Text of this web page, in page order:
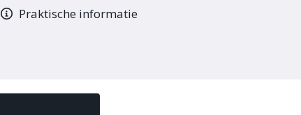
Praktische informatie